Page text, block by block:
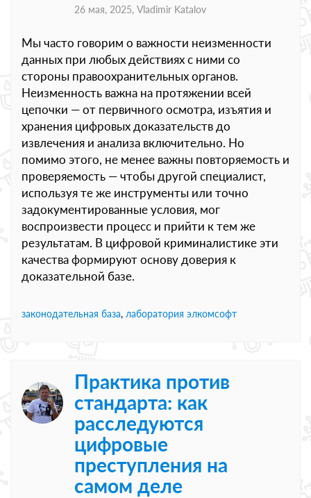
26 мая, 2025, Vladimir Katalov
Мы часто говорим о важности неизменности
данных при любых действиях с ними со
стороны правоохранительных органов.
Неизменность важна на протяжении всей
цепочки — от первичного осмотра, изъятия и
хранения цифровых доказательств до
извлечения и анализа включительно. Но
помимо этого, не менее важны повторяемость и
проверяемость — чтобы другой специалист,
используя те же инструменты или точно
задокументированные условия, мог
воспроизвести процесс и прийти к тем же
результатам. В цифровой криминалистике эти
качества формируют основу доверия к
доказательной базе.
законодательная база, лаборатория элкомсофт
Практика против
стандарта: как
расследуются
цифровые
преступления на
самом деле